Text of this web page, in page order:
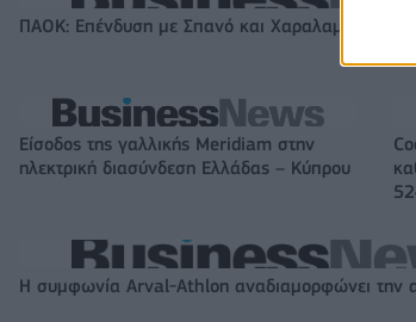
ΠΑΟΚ: Επένδυση με Σπανό και Χαραλαμπίδη
Είσοδος της γαλλικής Meridiam στην
ηλεκτρική διασύνδεση Ελλάδας – Κύπρου
Η συμφωνία Arval-Athlon αναδιαμορφώνει την